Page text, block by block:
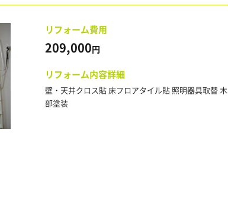
リフォーム費用
209,000円
リフォーム内容詳細
壁・天井クロス貼 床フロアタイル貼 照明器具取替 木
部塗装